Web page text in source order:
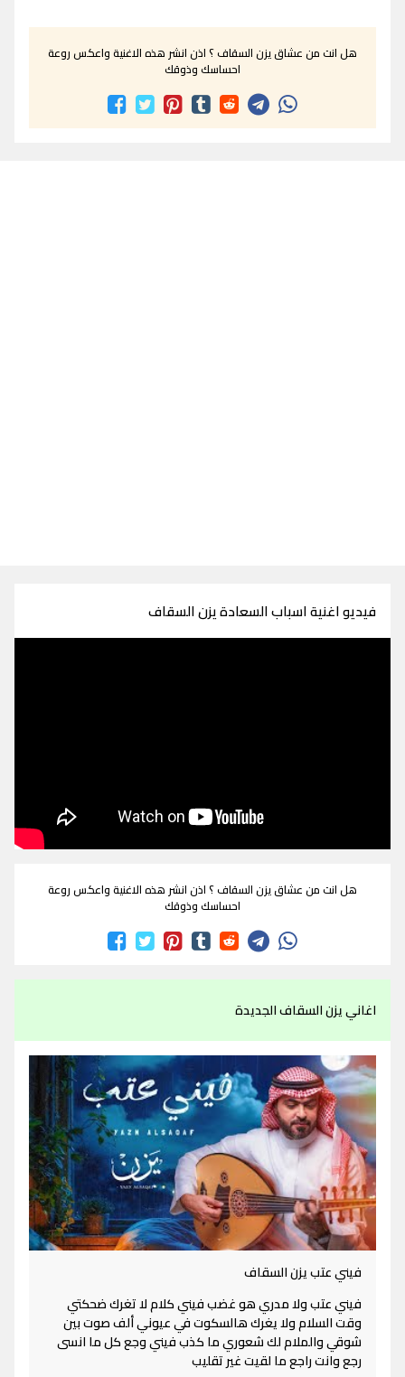
هل انت من عشاق يزن السقاف ؟ اذن انشر هذه الاغنية واعكس روعة
احساسك وذوقك
فيديو اغنية اسباب السعادة يزن السقاف
هل انت من عشاق يزن السقاف ؟ اذن انشر هذه الاغنية واعكس روعة
احساسك وذوقك
اغاني يزن السقاف الجديدة
فيني عتب يزن السقاف
فيني عتب ولا مدري هو غضب فيني كلام لا تغرك ضحكتي
وقت السلام ولا يغرك هالسكوت في عيوني ألف صوت بين
شوقي والملام لك شعوري ما كذب فيني وجع كل ما انسى
رجع وانت راجع ما لقيت غير تقليب